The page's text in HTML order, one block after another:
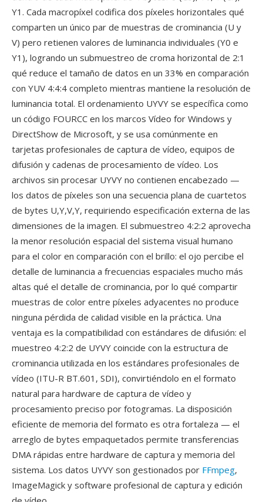
Y1. Cada macropíxel codifica dos píxeles horizontales qué
comparten un único par de muestras de crominancia (U y
V) pero retienen valores de luminancia individuales (Y0 e
Y1), logrando un submuestreo de croma horizontal de 2:1
qué reduce el tamaño de datos en un 33% en comparación
con YUV 4:4:4 completo mientras mantiene la resolución de
luminancia total. El ordenamiento UYVY se específica como
un código FOURCC en los marcos Vídeo for Windows y
DirectShow de Microsoft, y se usa comúnmente en
tarjetas profesionales de captura de vídeo, equipos de
difusión y cadenas de procesamiento de vídeo. Los
archivos sin procesar UYVY no contienen encabezado —
los datos de píxeles son una secuencia plana de cuartetos
de bytes U,Y,V,Y, requiriendo especificación externa de las
dimensiones de la imagen. El submuestreo 4:2:2 aprovecha
la menor resolución espacial del sistema visual humano
para el color en comparación con el brillo: el ojo percibe el
detalle de luminancia a frecuencias espaciales mucho más
altas qué el detalle de crominancia, por lo qué compartir
muestras de color entre píxeles adyacentes no produce
ninguna pérdida de calidad visible en la práctica. Una
ventaja es la compatibilidad con estándares de difusión: el
muestreo 4:2:2 de UYVY coincide con la estructura de
crominancia utilizada en los estándares profesionales de
vídeo (ITU-R BT.601, SDI), convirtiéndolo en el formato
natural para hardware de captura de vídeo y
procesamiento preciso por fotogramas. La disposición
eficiente de memoria del formato es otra fortaleza — el
arreglo de bytes empaquetados permite transferencias
DMA rápidas entre hardware de captura y memoria del
sistema. Los datos UYVY son gestionados por FFmpeg,
ImageMagick y software profesional de captura y edición